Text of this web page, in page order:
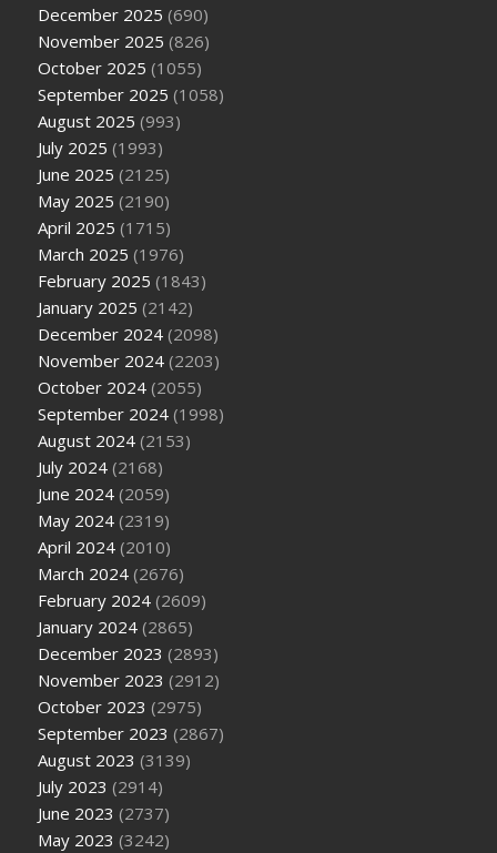
December 2025 (690)
November 2025 (826)
October 2025 (1055)
September 2025 (1058)
August 2025 (993)
July 2025 (1993)
June 2025 (2125)
May 2025 (2190)
April 2025 (1715)
March 2025 (1976)
February 2025 (1843)
January 2025 (2142)
December 2024 (2098)
November 2024 (2203)
October 2024 (2055)
September 2024 (1998)
August 2024 (2153)
July 2024 (2168)
June 2024 (2059)
May 2024 (2319)
April 2024 (2010)
March 2024 (2676)
February 2024 (2609)
January 2024 (2865)
December 2023 (2893)
November 2023 (2912)
October 2023 (2975)
September 2023 (2867)
August 2023 (3139)
July 2023 (2914)
June 2023 (2737)
May 2023 (3242)